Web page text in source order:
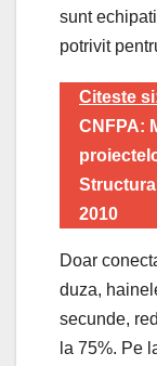
sunt
potrivit
Citeste
CNFPA:
2010
Doar
duza,
secunde,
la 75%. Pe